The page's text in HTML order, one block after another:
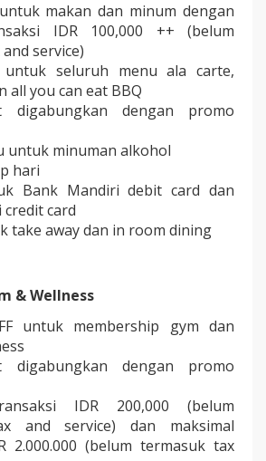
makan dan minum dengan
IDR 100,000 ++ (belum
service)
untuk seluruh menu ala carte,
all you can eat BBQ
digabungkan dengan promo
untuk minuman alkohol
hari
Bank Mandiri debit card dan
card
take away dan in room dining
& Wellness
untuk membership gym dan
digabungkan dengan promo
IDR 200,000 (belum
and service) dan maksimal
2.000.000 (belum termasuk tax